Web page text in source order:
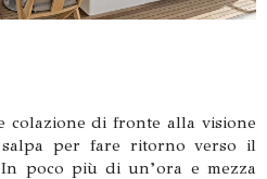
colazione di fronte alla visione
salpa per fare ritorno verso il
poco più di un’ora e mezza